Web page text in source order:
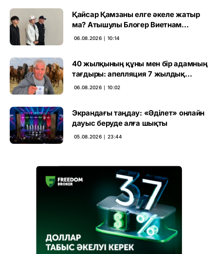
Қайсар Қамзаны елге әкеле жатыр
ма? Атышулы Блогер Виетнам
әуежайында көзге түсті
06.08.2026 ∣ 10:14
40 жылқының құны мен бір адамның
тағдыры: апелляция 7 жылдық
үкімді бұзды
06.08.2026 ∣ 10:02
Экрандағы таңдау: «Әділет» онлайн
дауыс беруде алға шықты
05.08.2026 ∣ 23:44